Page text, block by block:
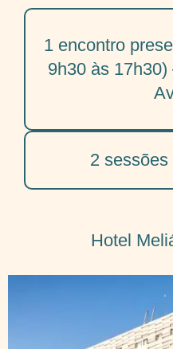
1 encontro
9h30 às
2
Hotel